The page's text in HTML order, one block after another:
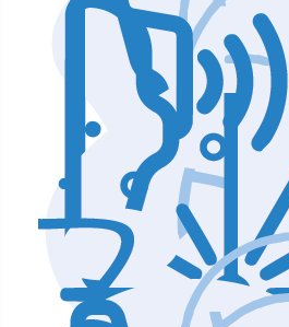
Аппараты по уходу и